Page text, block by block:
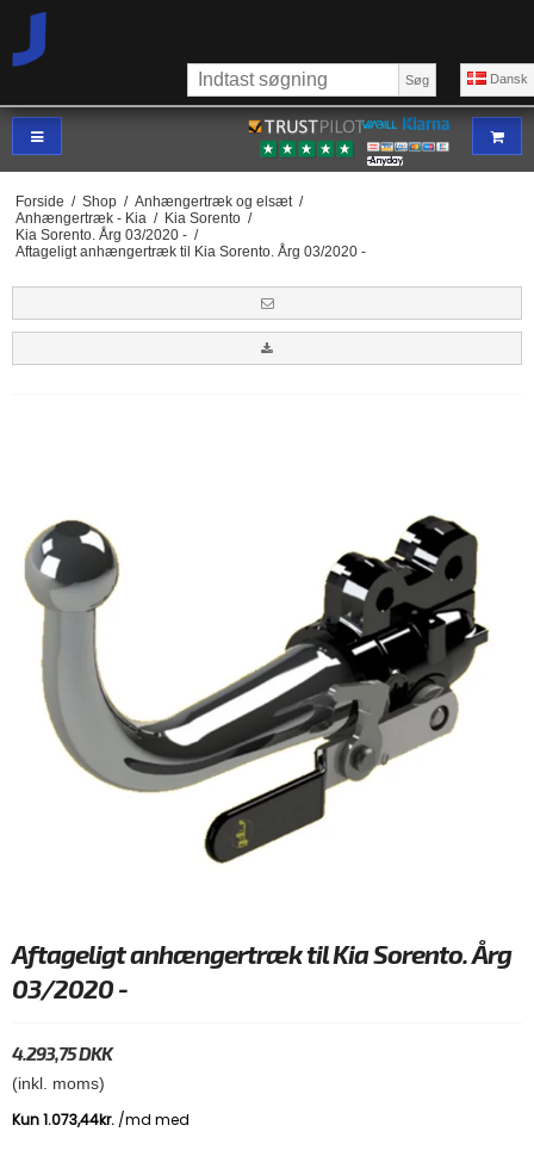
Dansk
Søg
Forside / Shop / Anhængertræk og elsæt /
Anhængertræk - Kia / Kia Sorento /
Kia Sorento. Årg 03/2020 - /
Aftageligt anhængertræk til Kia Sorento. Årg 03/2020 -
Aftageligt anhængertræk til Kia Sorento. Årg
03/2020 -
4.293,75 DKK
(inkl. moms)